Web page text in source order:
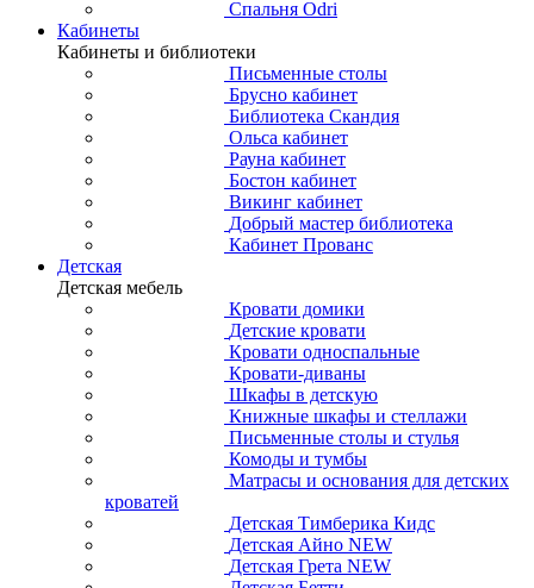
Спальня Odri
Кабинеты
Кабинеты и библиотеки
Письменные столы
Брусно кабинет
Библиотека Скандия
Ольса кабинет
Рауна кабинет
Бостон кабинет
Викинг кабинет
Добрый мастер библиотека
Кабинет Прованс
Детская
Детская мебель
Кровати домики
Детские кровати
Кровати односпальные
Кровати-диваны
Шкафы в детскую
Книжные шкафы и стеллажи
Письменные столы и стулья
Комоды и тумбы
Матрасы и основания для детских
кроватей
Детская Тимберика Кидс
Детская Айно NEW
Детская Грета NEW